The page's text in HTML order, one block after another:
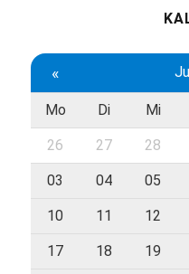
«
Mo Di Mi
26 27 28
03 04 05
10 11 12
17 18 19